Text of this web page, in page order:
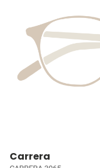
Carrera